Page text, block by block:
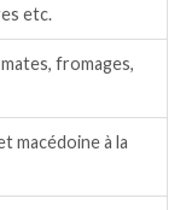
etc.
fromages,
macédoine à la